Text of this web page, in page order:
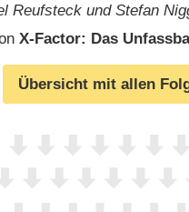
Reufsteck und Stefan
X-Factor: Das
Übersicht mit allen